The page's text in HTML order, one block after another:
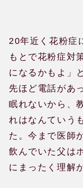
20年近く花粉症
もとで花粉症対
になるかもよ」
先ほど電話があ
眠れないから、
れはなんていう
た。今まで医師
飲んでいた父は
にまったく理解